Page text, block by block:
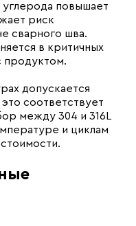
повышает
риск
сварного шва.
в критичных
продуктом.
допускается
соответствует
между 304 и 316L
и циклам